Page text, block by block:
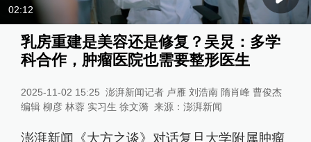
02:12
乳房重建是美容还是修复？吴炅：多学
科合作，肿瘤医院也需要整形医生
2025-11-02 15:25 澎湃新闻记者 卢雁 刘浩南 隋肖峰 曹俊杰
编辑 柳彦 林蓉 实习生 徐文漪 来源： 澎湃新闻
澎湃新闻《大方之谈》对话复旦大学附属肿瘤